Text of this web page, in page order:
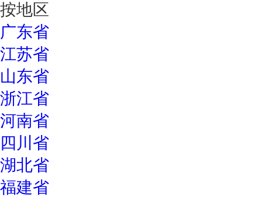
按地区
广东省
江苏省
山东省
浙江省
河南省
四川省
湖北省
福建省